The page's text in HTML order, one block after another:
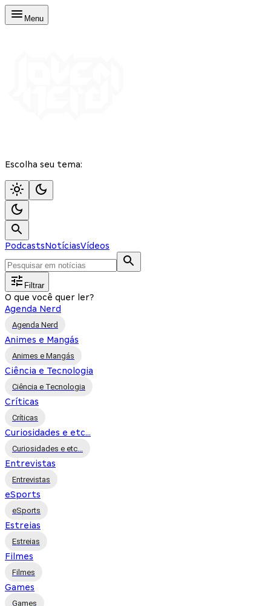
Menu
Escolha seu tema:
PodcastsNotíciasVídeos
Filtrar
O que você quer ler?
Agenda Nerd
Agenda Nerd
Animes e Mangás
Animes e Mangás
Ciência e Tecnologia
Ciência e Tecnologia
Críticas
Críticas
Curiosidades e etc...
Curiosidades e etc...
Entrevistas
Entrevistas
eSports
eSports
Estreias
Estreias
Filmes
Filmes
Games
Games